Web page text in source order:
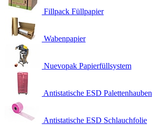
Fillpack Füllpapier
Wabenpapier
Nuevopak Papierfüllsystem
Antistatische ESD Palettenhauben
Antistatische ESD Schlauchfolie